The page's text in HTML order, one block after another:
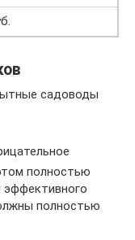
садоводы
полностью
эффективного
полностью